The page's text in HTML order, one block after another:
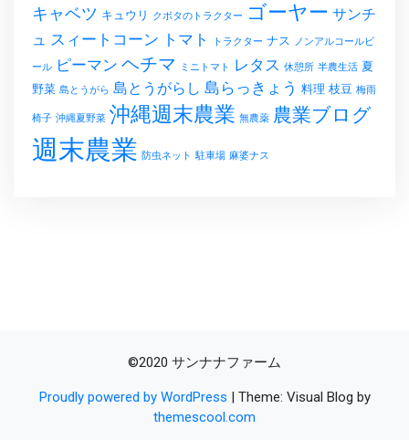
キャベツ キュウリ クボタのトラクター ゴーヤー サンチ
ュ スィートコーン トマト トラクター ナス ノンアルコールビ
ール ピーマン ヘチマ ミニトマト レタス 休憩所 半農生活 夏
野菜 島とうがら 島とうがらし 島らっきょう 料理 枝豆 梅雨
椅子 沖縄夏野菜 沖縄週末農業 無農薬 農業ブログ
週末農業 防虫ネット 駐車場 麻婆ナス
©2020 サンナナファーム
Proudly powered by WordPress | Theme: Visual Blog by
themescool.com